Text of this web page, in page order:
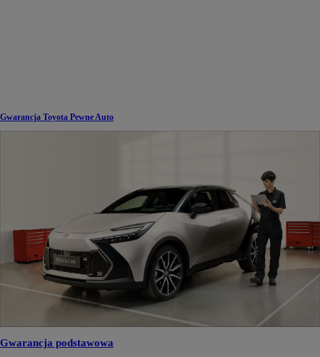
Gwarancja Toyota Pewne Auto
Gwarancja podstawowa